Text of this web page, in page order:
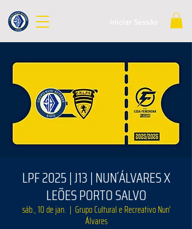
Iniciar Sessão
LPF 2025 | J13 | NUN´ÁLVARES X
LEÕES PORTO SALVO
sáb., 10 de jan.
  |
Grupo Cultural e Recreativo Nun'
Álvares